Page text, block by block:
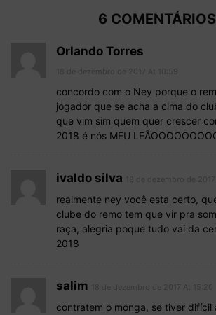
6 COMENTÁRIOS
Orlando Torres
concordo com o Ney porque o
jogador que se acha a cima do
que vim sim quem quer crescer
2018 é nós MEU
ivaldo silva
realmente ney você esta certo,
clube do remo tem que vir pra
raça, alegria poque tudo vai da
2018
salim
contratem o monga, se tiver